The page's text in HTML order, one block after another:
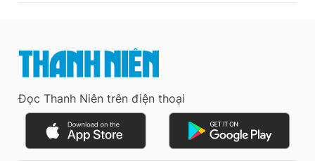
Đọc Thanh Niên trên điện thoại